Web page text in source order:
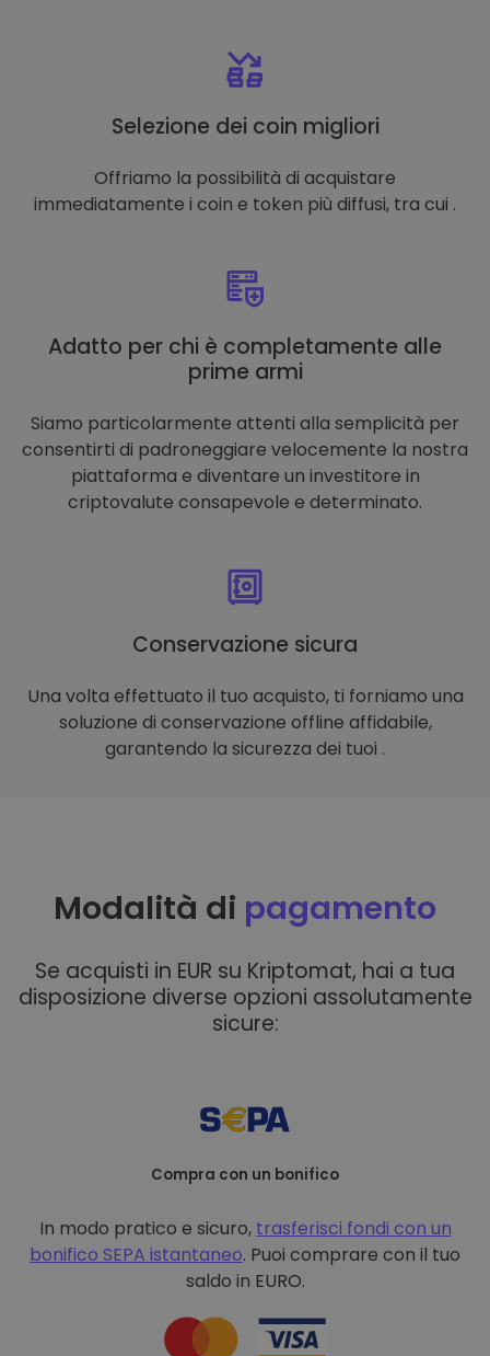
Selezione dei coin migliori
Offriamo la possibilità di acquistare
immediatamente i coin e token più diffusi, tra cui .
Adatto per chi è completamente alle
prime armi
Siamo particolarmente attenti alla semplicità per
consentirti di padroneggiare velocemente la nostra
piattaforma e diventare un investitore in
criptovalute consapevole e determinato.
Conservazione sicura
Una volta effettuato il tuo acquisto, ti forniamo una
soluzione di conservazione offline affidabile,
garantendo la sicurezza dei tuoi .
Modalità di pagamento
Se acquisti in EUR su Kriptomat, hai a tua
disposizione diverse opzioni assolutamente
sicure:
Compra con un bonifico
In modo pratico e sicuro, trasferisci fondi con un
bonifico SEPA istantaneo. Puoi comprare con il tuo
saldo in EURO.